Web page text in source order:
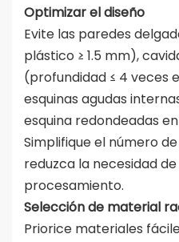
Optimizar el diseño
Evite las paredes
plástico ≥ 1.5 mm),
(profundidad ≤ 4 veces
esquinas agudas
esquina redondeadas
Simplifique el número
reduzca la necesidad
procesamiento.
Selección de material
Priorice materiales